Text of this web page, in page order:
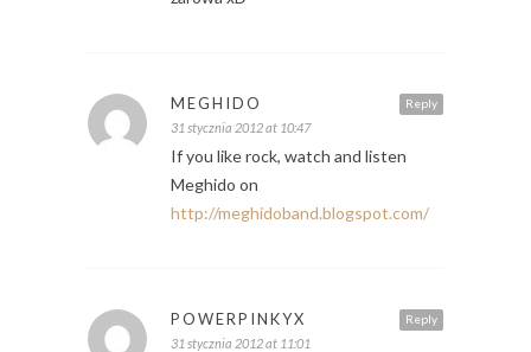
Reply
MEGHIDO
31 stycznia 2012 at 10:47
If you like rock, watch and listen
Meghido on
http://meghidoband.blogspot.com/
Reply
POWERPINKYX
31 stycznia 2012 at 11:01